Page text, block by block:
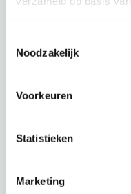
Noodzakelijk
Voorkeuren
Statistieken
Marketing
dataconnectoren
Daarnaast biedt